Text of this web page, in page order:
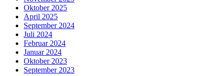
Oktober 2025
April 2025
September 2024
Juli 2024
Februar 2024
Januar 2024
Oktober 2023
September 2023